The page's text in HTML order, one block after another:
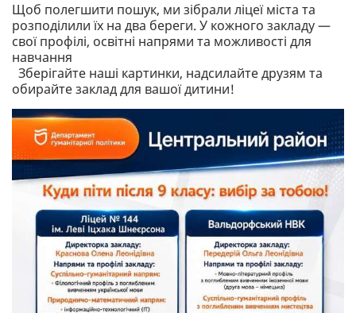
Щоб полегшити пошук, ми зібрали ліцеї міста та
розподілили їх на два береги. У кожного закладу —
свої профілі, освітні напрями та можливості для
навчання
Зберігайте наші картинки, надсилайте друзям та
обирайте заклад для вашої дитини!